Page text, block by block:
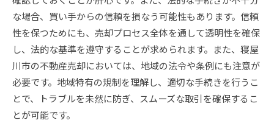
な場合、買い手からの信頼を損なう可能性もあります。信頼
性を保つためにも、売却プロセス全体を通して透明性を確保
し、法的な基準を遵守することが求められます。また、寝屋
川市の不動産売却においては、地域の法令や条例にも注意が
必要です。地域特有の規制を理解し、適切な手続きを行うこ
とで、トラブルを未然に防ぎ、スムーズな取引を確保するこ
とが可能です。